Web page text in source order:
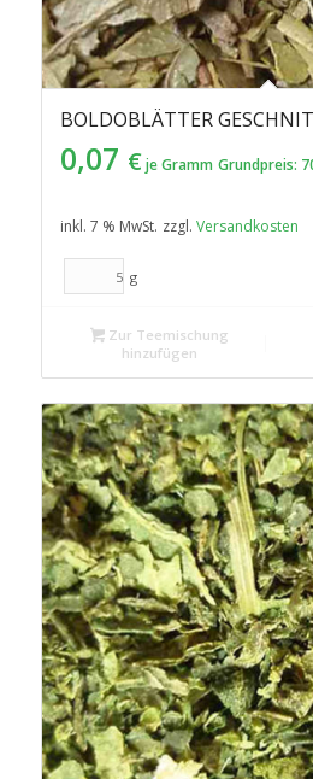
BOLDOBLÄTTER
0,07 € je Gramm Grundpreis:
inkl. 7 % MwSt. zzgl. Versandkosten
g
Zur Teemischung
hinzufügen